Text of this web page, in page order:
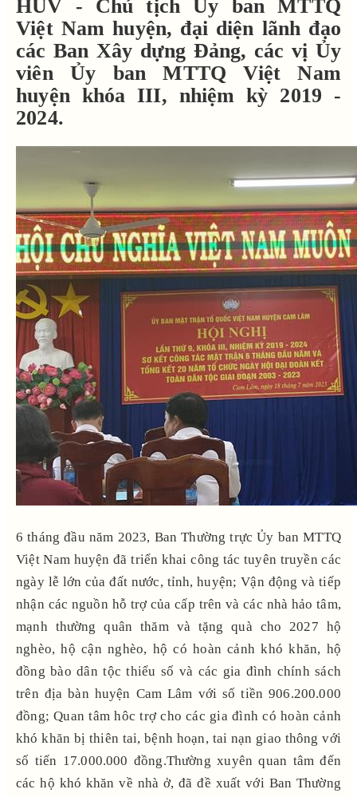
HUV - Chủ tịch Ủy ban MTTQ
Việt Nam huyện, đại diện lãnh đạo
các Ban Xây dựng Đảng, các vị Ủy
viên Ủy ban MTTQ Việt Nam
huyện khóa III, nhiệm kỳ 2019 -
2024.
6 tháng đầu năm 2023, Ban Thường trực Ủy ban MTTQ
Việt Nam huyện đã triển khai công tác tuyên truyền các
ngày lễ lớn của đất nước, tỉnh, huyện; Vận động và tiếp
nhận các nguồn hỗ trợ của cấp trên và các nhà hảo tâm,
mạnh thường quân thăm và tặng quà cho 2027 hộ
nghèo, hộ cận nghèo, hộ có hoàn cảnh khó khăn, hộ
đồng bào dân tộc thiểu số và các gia đình chính sách
trên địa bàn huyện Cam Lâm với số tiền 906.200.000
đồng; Quan tâm hôc trợ cho các gia đình có hoàn cảnh
khó khăn bị thiên tai, bệnh hoạn, tai nạn giao thông với
số tiến 17.000.000 đồng.Thường xuyên quan tâm đến
các hộ khó khăn về nhà ở, đã đề xuất với Ban Thường